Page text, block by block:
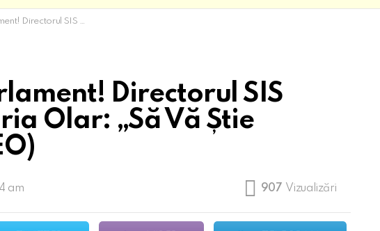
Maria Olar: „Să Vă Știe Lumea!” (VIDEO)
Directorul SIS
Olar: „Să Vă Știe
am 907 Vizualizări